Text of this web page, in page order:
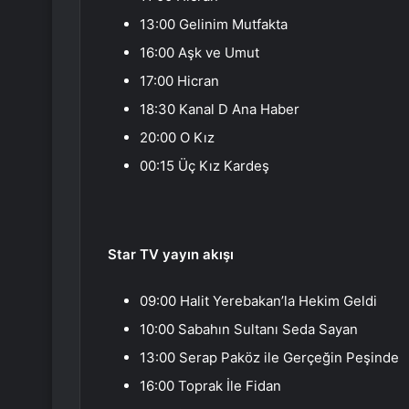
13:00 Gelinim Mutfakta
16:00 Aşk ve Umut
17:00 Hicran
18:30 Kanal D Ana Haber
20:00 O Kız
00:15 Üç Kız Kardeş
Star TV yayın akışı
09:00 Halit Yerebakan’la Hekim Geldi
10:00 Sabahın Sultanı Seda Sayan
13:00 Serap Paköz ile Gerçeğin Peşinde
16:00 Toprak İle Fidan